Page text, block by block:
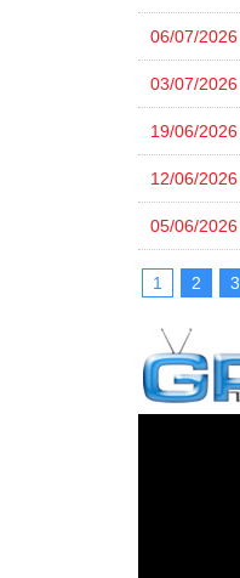
06/07/2026
03/07/2026
19/06/2026
12/06/2026
05/06/2026
1 2 3